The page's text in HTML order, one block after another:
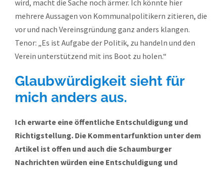
wird, macht die Sache noch ärmer. Ich könnte hier
mehrere Aussagen von Kommunalpolitikern zitieren, die
vor und nach Vereinsgründung ganz anders klangen.
Tenor: „Es ist Aufgabe der Politik, zu handeln und den
Verein unterstützend mit ins Boot zu holen.“
Glaubwürdigkeit sieht für
mich anders aus.
Ich erwarte eine öffentliche Entschuldigung und
Richtigstellung. Die Kommentarfunktion unter dem
Artikel ist offen und auch die Schaumburger
Nachrichten würden eine Entschuldigung und